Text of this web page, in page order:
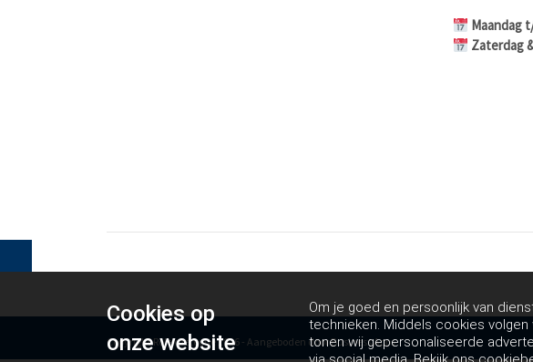
Maandag
Zaterdag
Copyright Rolekdetectie 2026 - Aangeboden doorBusiness Apps
Cookies op
onze website
Om je goed en persoonlijk van
technieken. Middels cookies
tonen wij gepersonaliseerde